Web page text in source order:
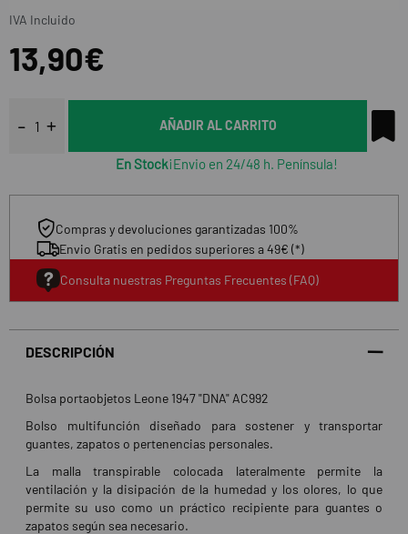
13,90€
IVA Incluido
AÑADIR AL CARRITO
En Stock¡Envio en 24/48 h. Península!
Compras y devoluciones garantizadas 100%
Envio Gratis en pedidos superiores a 49€ (*)
Consulta nuestras Preguntas Frecuentes (FAQ)
DESCRIPCIÓN
Bolsa portaobjetos Leone 1947 "DNA" AC992
Bolso multifunción diseñado para sostener y transportar
guantes, zapatos o pertenencias personales.
La malla transpirable colocada lateralmente permite la
ventilación y la disipación de la humedad y los olores, lo que
permite su uso como un práctico recipiente para guantes o
zapatos según sea necesario.